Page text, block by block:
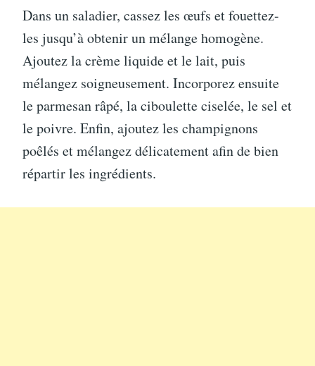
Dans un saladier, cassez les œufs et fouettez-
les jusqu’à obtenir un mélange homogène.
Ajoutez la crème liquide et le lait, puis
mélangez soigneusement. Incorporez ensuite
le parmesan râpé, la ciboulette ciselée, le sel et
le poivre. Enfin, ajoutez les champignons
poêlés et mélangez délicatement afin de bien
répartir les ingrédients.